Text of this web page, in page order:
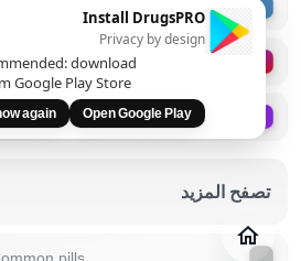
فينيل إيثيل
التريبتامين
تصفح المزيد
Install DrugsPRO
Privacy by design
download
Google Play Store.
Open Google Play
again